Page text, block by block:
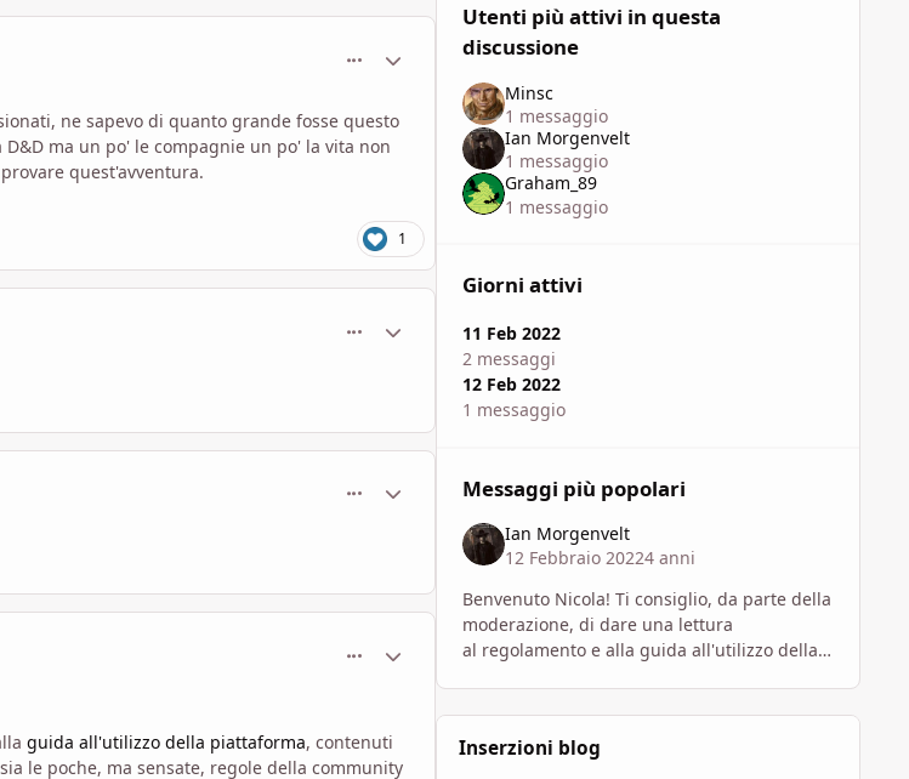
comment_1792772
Statistiche Autore
ne sapevo di quanto grande fosse questo
ma un po' le compagnie un po' la vita non
quest'avventura.
1
comment_1792796
Statistiche Autore
comment_1792925
Statistiche Autore
comment_1792973
Statistiche Autore
guida all'utilizzo della piattaforma, contenuti
le poche, ma sensate, regole della community
Utenti più attivi in questa
discussione
Minsc
1 messaggio
Ian Morgenvelt
1 messaggio
Graham_89
1 messaggio
Giorni attivi
11 Feb 2022
2 messaggi
12 Feb 2022
1 messaggio
Messaggi più popolari
Ian Morgenvelt
12 Febbraio 20224 anni
Benvenuto Nicola! Ti consiglio, da parte della
moderazione, di dare una lettura
al regolamento e alla guida all'utilizzo della
Inserzioni blog